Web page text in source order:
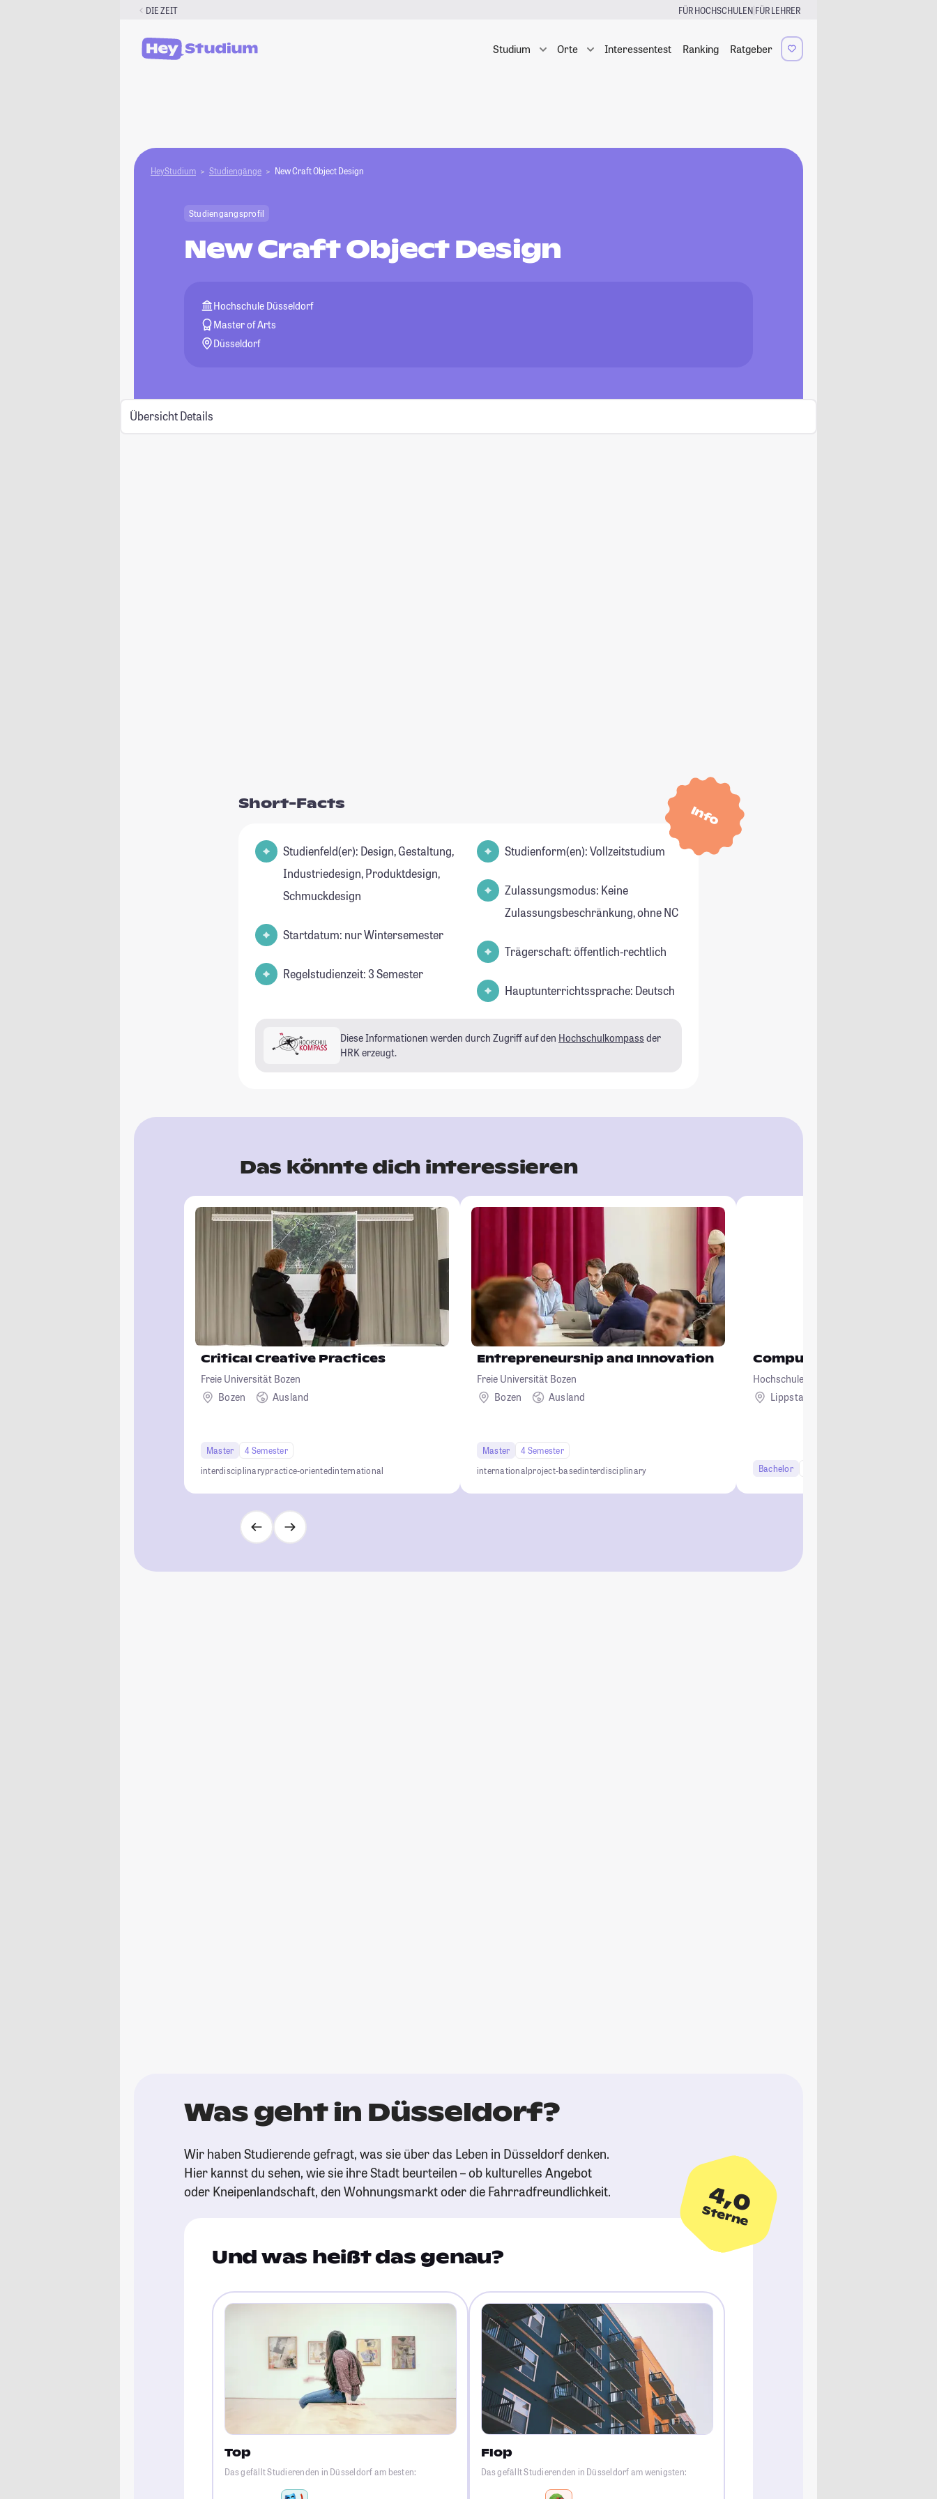
DIE ZEIT FÜR HOCHSCHULEN|FÜR LEHRER
Studium Orte Interessentest Ranking Ratgeber
HeyStudium Studiengänge New Craft Object Design
Studiengangsprofil
New Craft Object Design
Hochschule Düsseldorf
Master of Arts
Düsseldorf
Übersicht Details
Info
Short-Facts
Studienfeld(er): Design, Gestaltung,
Industriedesign, Produktdesign,
Schmuckdesign
Startdatum: nur Wintersemester
Regelstudienzeit: 3 Semester
Studienform(en): Vollzeitstudium
Zulassungsmodus: Keine
Zulassungsbeschränkung, ohne NC
Trägerschaft: öffentlich-rechtlich
Hauptunterrichtssprache: Deutsch
Diese Informationen werden durch Zugriff auf den Hochschulkompass der
HRK erzeugt.
Das könnte dich interessieren
Critical Creative Practices
Freie Universität Bozen
Bozen
Ausland
Master
4 Semester
interdisciplinarypractice-orientedinternational
Entrepreneurship and Innovation
Freie Universität Bozen
Bozen
Ausland
Master
4 Semester
internationalproject-basedinterdisciplinary
Computervisualistik und
Hochschule Hamm-Lippstadt
Lippstadt
Bachelor
Was geht in Düsseldorf?
Wir haben Studierende gefragt, was sie über das Leben in Düsseldorf denken.
Hier kannst du sehen, wie sie ihre Stadt beurteilen – ob kulturelles Angebot
oder Kneipenlandschaft, den Wohnungsmarkt oder die Fahrradfreundlichkeit.
4,0
Sterne
Und was heißt das genau?
Top
Das gefällt Studierenden in Düsseldorf am besten:
Flop
Das gefällt Studierenden in Düsseldorf am wenigsten: